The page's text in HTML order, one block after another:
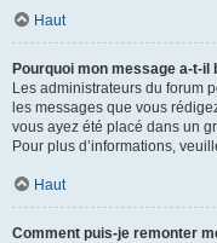
Haut
Pourquoi mon message a-t-il
Les administrateurs du forum
les messages que vous
vous ayez été placé dans un
Pour plus d’informations,
Haut
Comment puis-je remonter